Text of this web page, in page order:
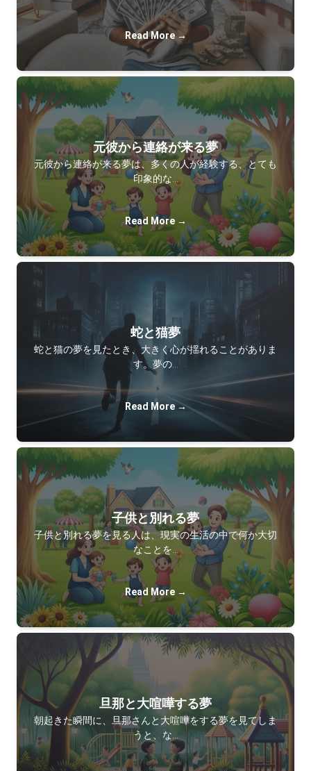
Read More →
元彼から連絡が来る夢
元彼から連絡が来る夢は、多くの人が経験する、とても
印象的な…
Read More →
蛇と猫夢
蛇と猫の夢を見たとき、大きく心が揺れることがありま
す。夢の…
Read More →
子供と別れる夢
子供と別れる夢を見る人は、現実の生活の中で何か大切
なことを…
Read More →
旦那と大喧嘩する夢
朝起きた瞬間に、旦那さんと大喧嘩をする夢を見てしま
うと、な…